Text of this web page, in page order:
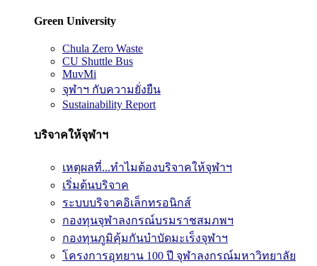
Green University
Chula Zero Waste
CU Shuttle Bus
MuvMi
จุฬาฯ กับความยั่งยืน
Sustainability Report
บริจาคให้จุฬาฯ
เหตุผลที่...ทำไมต้องบริจาคให้จุฬาฯ
เริ่มต้นบริจาค
ระบบบริจาคอิเล็กทรอนิกส์
กองทุนจุฬาลงกรณ์บรมราชสมภพฯ
กองทุนภูมิคุ้มกันบำบัดมะเร็งจุฬาฯ
โครงการอุทยาน 100 ปี จุฬาลงกรณ์มหาวิทยาลัย